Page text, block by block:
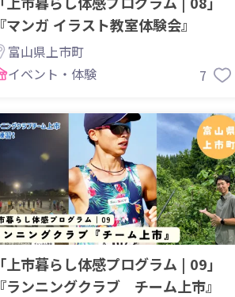
『マンガ イラスト教室体験会』
富山県上市町
イベント・体験
7
「上市暮らし体感プログラム | 09」
『ランニングクラブ チーム上市』